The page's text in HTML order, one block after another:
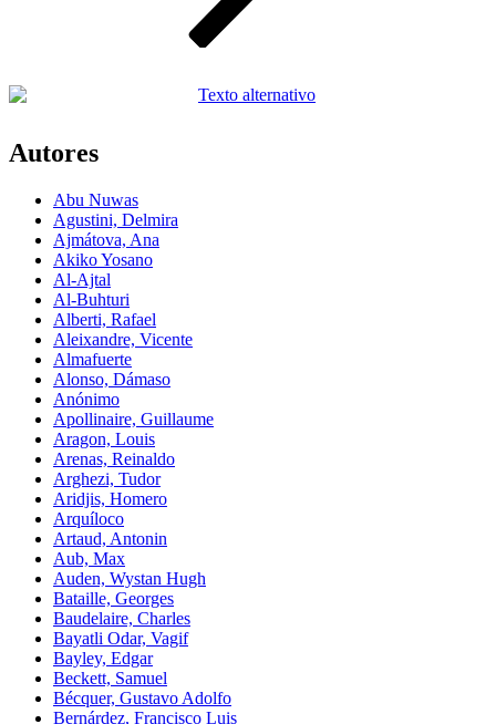
Autores
Abu Nuwas
Agustini, Delmira
Ajmátova, Ana
Akiko Yosano
Al-Ajtal
Al-Buhturi
Alberti, Rafael
Aleixandre, Vicente
Almafuerte
Alonso, Dámaso
Anónimo
Apollinaire, Guillaume
Aragon, Louis
Arenas, Reinaldo
Arghezi, Tudor
Aridjis, Homero
Arquíloco
Artaud, Antonin
Aub, Max
Auden, Wystan Hugh
Bataille, Georges
Baudelaire, Charles
Bayatli Odar, Vagif
Bayley, Edgar
Beckett, Samuel
Bécquer, Gustavo Adolfo
Bernárdez, Francisco Luis